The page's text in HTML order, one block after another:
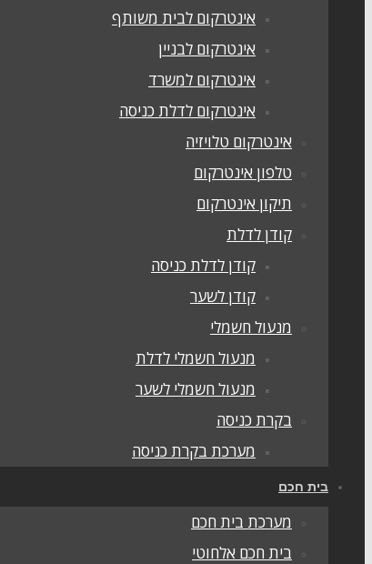
אינטרקום לבית משותף
אינטרקום לבניין
אינטרקום למשרד
אינטרקום לדלת כניסה
אינטרקום טלויזיה
טלפון אינטרקום
תיקון אינטרקום
קודן לדלת
קודן לדלת כניסה
קודן לשער
מנעול חשמלי
מנעול חשמלי לדלת
מנעול חשמלי לשער
בקרת כניסה
מערכת בקרת כניסה
בית חכם
מערכת בית חכם
בית חכם אלחוטי